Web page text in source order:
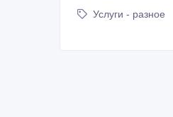
Услуги - разное